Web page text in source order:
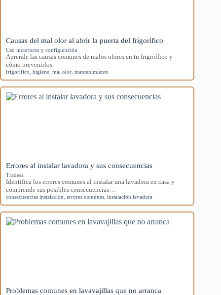
Causas del mal olor al abrir la puerta del frigorífico
Uso incorrecto y configuración
Aprende las causas comunes de malos olores en tu frigorífico y
cómo prevenirlos.
frigorífico higiene mal olor mantenimiento
Errores al instalar lavadora y sus consecuencias
Tradesa
Identifica los errores comunes al instalar una lavadora en casa y
comprende sus posibles consecuencias…
consecuencias instalación errores comunes instalación lavadora
Problemas comunes en lavavajillas que no arranca